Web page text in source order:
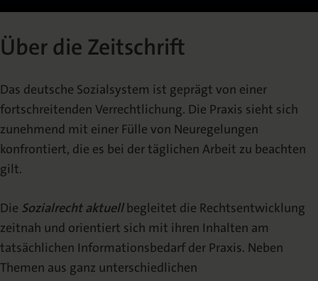
Über die Zeitschrift
Beirat
Urheberrecht
Über die Zeitschrift
Das deutsche Sozialsystem ist geprägt von einer
fortschreitenden Verrechtlichung. Die Praxis sieht sich
zunehmend mit einer Fülle von Neuregelungen
konfrontiert, die es bei der täglichen Arbeit zu beachten
gilt.
Die Sozialrecht aktuellbegleitet die Rechtsentwicklung
zeitnah und orientiert sich mit ihren Inhalten am
tatsächlichen Informationsbedarf der Praxis. Neben
Themen aus ganz unterschiedlichen